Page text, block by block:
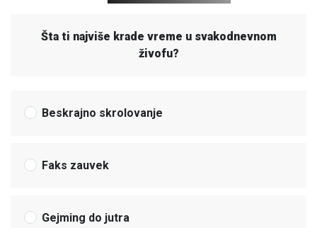
Šta ti najviše krade vreme u svakodnevnom
živofu?
Beskrajno skrolovanje
Faks zauvek
Gejming do jutra